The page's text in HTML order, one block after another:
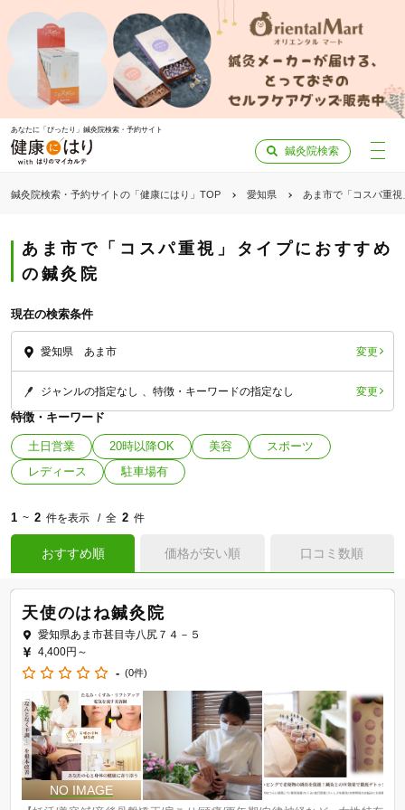
あなたに「ぴったり」鍼灸院検索・予約サイト
鍼灸院検索
鍼灸院検索・予約サイトの「健康にはり」TOP 愛知県 あま市で「コスパ重
あま市で「コスパ重視」タイプにおすすめ
の鍼灸院
現在の検索条件
愛知県 あま市 変更
ジャンルの指定なし 特徴・キーワードの指定なし 変更
特徴・キーワード
土日営業 20時以降OK 美容
スポーツ
レディース
駐車場有
1 ~ 2 件を表示 全 2 件
おすすめ順 価格が安い順 口コミ数順
天使のはね鍼灸院
愛知県あま市甚目寺八尻７４－５
4,400円～
- (0件)
「健康にはりを見た」